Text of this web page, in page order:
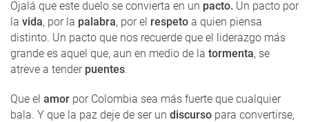
Ojalá que este duelo se convierta en un pacto. Un pacto por
la vida, por la palabra, por el respeto a quien piensa
distinto. Un pacto que nos recuerde que el liderazgo más
grande es aquel que, aun en medio de la tormenta, se
atreve a tenderpuentes.
Que el amor por Colombia sea más fuerte que cualquier
bala. Y que la paz deje de ser un discurso para convertirse,